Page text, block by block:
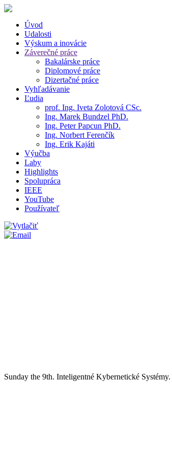
Úvod
Udalosti
Výskum a inovácie
Záverečné práce
Bakalárske práce
Diplomové práce
Dizertačné práce
Vyhľadávanie
Ľudia
prof. Ing. Iveta Zolotová CSc.
Ing. Marek Bundzel PhD.
Ing. Peter Papcun PhD.
Ing. Norbert Ferenčík
Ing. Erik Kajáti
Výučba
Laby
Highlights
Spolupráca
IEEE
YouTube
Používateľ
Sunday the 9th. Inteligentné Kybernetické Systémy.